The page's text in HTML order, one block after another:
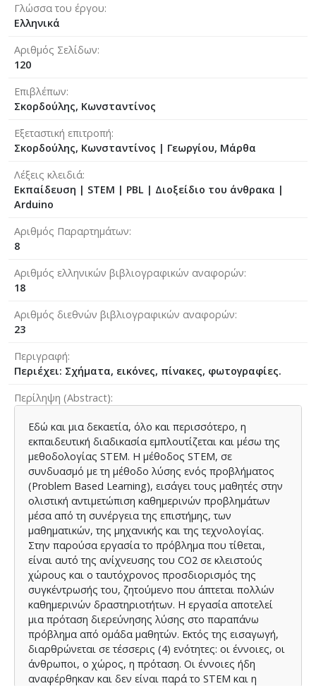
Γλώσσα του έργου
Ελληνικά
Αριθμός Σελίδων
120
Επιβλέπων
Σκορδούλης, Κωνσταντίνος
Εξεταστική επιτροπή
Σκορδούλης, Κωνσταντίνος | Γεωργίου, Μάρθα
Λέξεις κλειδιά
Εκπαίδευση | STEM | PBL | Διοξείδιο του άνθρακα |
Arduino
Αριθμός Παραρτημάτων
8
Αριθμός ελληνικών βιβλιογραφικών αναφορών
18
Αριθμός διεθνών βιβλιογραφικών αναφορών
23
Περιγραφή
Περιέχει: Σχήματα, εικόνες, πίνακες, φωτογραφίες.
Περίληψη (Abstract)
Εδώ και μια δεκαετία, όλο και περισσότερο, η
εκπαιδευτική διαδικασία εμπλουτίζεται και μέσω της
μεθοδολογίας STEM. Η μέθοδος STEM, σε
συνδυασμό με τη μέθοδο λύσης ενός προβλήματος
(Problem Based Learning), εισάγει τους μαθητές στην
ολιστική αντιμετώπιση καθημερινών προβλημάτων
μέσα από τη συνέργεια της επιστήμης, των
μαθηματικών, της μηχανικής και της τεχνολογίας.
Στην παρούσα εργασία το πρόβλημα που τίθεται,
είναι αυτό της ανίχνευσης του CO2 σε κλειστούς
χώρους και ο ταυτόχρονος προσδιορισμός της
συγκέντρωσής του, ζητούμενο που άπτεται πολλών
καθημερινών δραστηριοτήτων. Η εργασία αποτελεί
μια πρόταση διερεύνησης λύσης στο παραπάνω
πρόβλημα από ομάδα μαθητών. Εκτός της εισαγωγή,
διαρθρώνεται σε τέσσερις (4) ενότητες: οι έννοιες, οι
άνθρωποι, ο χώρος, η πρόταση. Οι έννοιες ήδη
αναφέρθηκαν και δεν είναι παρά το STEM και η